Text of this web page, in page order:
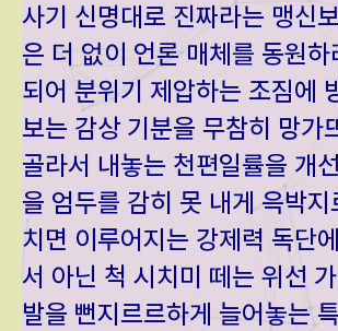
사기 신명대로 진짜라는 맹신
은 더 없이 언론 매체를 동원하
되어 분위기 제압하는 조짐에
보는 감상 기분을 무참히 망가
골라서 내놓는 천편일률을 개
을 엄두를 감히 못 내게 윽박지
치면 이루어지는 강제력 독단
서 아닌 척 시치미 떼는 위선
발을 뻔지르르하게 늘어놓는